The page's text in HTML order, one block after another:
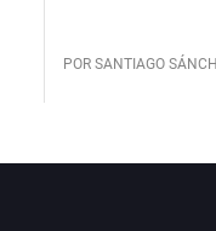
POR SANTIAGO